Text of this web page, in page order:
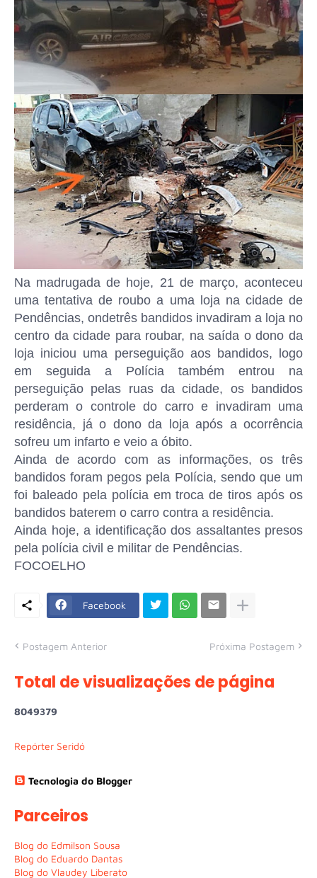
Na madrugada de hoje, 21 de março, aconteceu
uma tentativa de roubo a uma loja na cidade de
Pendências, ondetrês bandidos invadiram a loja no
centro da cidade para roubar, na saída o dono da
loja iniciou uma perseguição aos bandidos, logo
em seguida a Polícia também entrou na
perseguição pelas ruas da cidade, os bandidos
perderam o controle do carro e invadiram uma
residência, já o dono da loja após a ocorrência
sofreu um infarto e veio a óbito.
Ainda de acordo com as informações, os três
bandidos foram pegos pela Polícia, sendo que um
foi baleado pela polícia em troca de tiros após os
bandidos baterem o carro contra a residência.
Ainda hoje, a identificação dos assaltantes presos
pela polícia civil e militar de Pendências.
FOCOELHO
Facebook
Postagem Anterior Próxima Postagem
Total de visualizações de página
8049379
Repórter Seridó
Tecnologia do Blogger
Parceiros
Blog do Edmilson Sousa
Blog do Eduardo Dantas
Blog do Vlaudey Liberato